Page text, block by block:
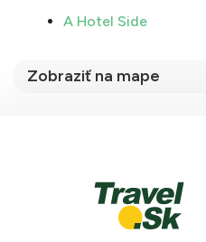
A Hotel Side
Zobraziť na mape